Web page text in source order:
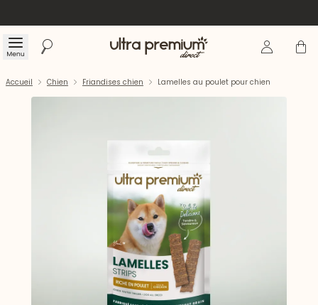
Menu Rechercher Accueil Se Panier
Accueil Chien Friandises chien Lamelles au poulet pour chien